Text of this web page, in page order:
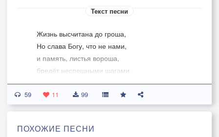
Текст песни
Жизнь высчитана до гроша,
Но слава Богу, что не нами,
и память, листья вороша,
бредёт неспешными шагами.
Жизнь, так уж вышло, прожита,
и даже, кажется, не мною,
и был - надежда и тщета.
59 11 99
ПОХОЖИЕ ПЕСНИ